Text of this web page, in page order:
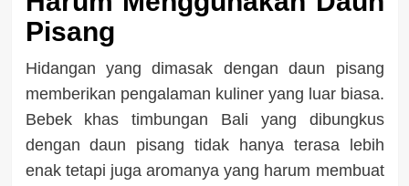
Pisang
Hidangan yang dimasak dengan daun pisang
memberikan pengalaman kuliner yang luar biasa.
Bebek khas timbungan Bali yang dibungkus
dengan daun pisang tidak hanya terasa lebih
enak tetapi juga aromanya yang harum membuat